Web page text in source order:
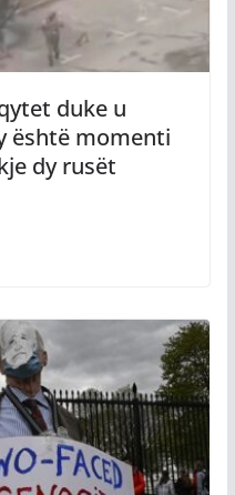
duke u
është momenti
dy rusët